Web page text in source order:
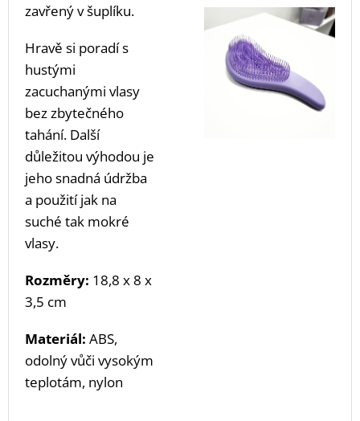
zavřený v šuplíku.
Hravě si poradí s
hustými
zacuchanými vlasy
bez zbytečného
tahání. Další
důležitou výhodou je
jeho snadná údržba
a použití jak na
suché tak mokré
vlasy.
Rozměry: 18,8 x 8 x
3,5 cm
Materiál: ABS,
odolný vůči vysokým
teplotám, nylon